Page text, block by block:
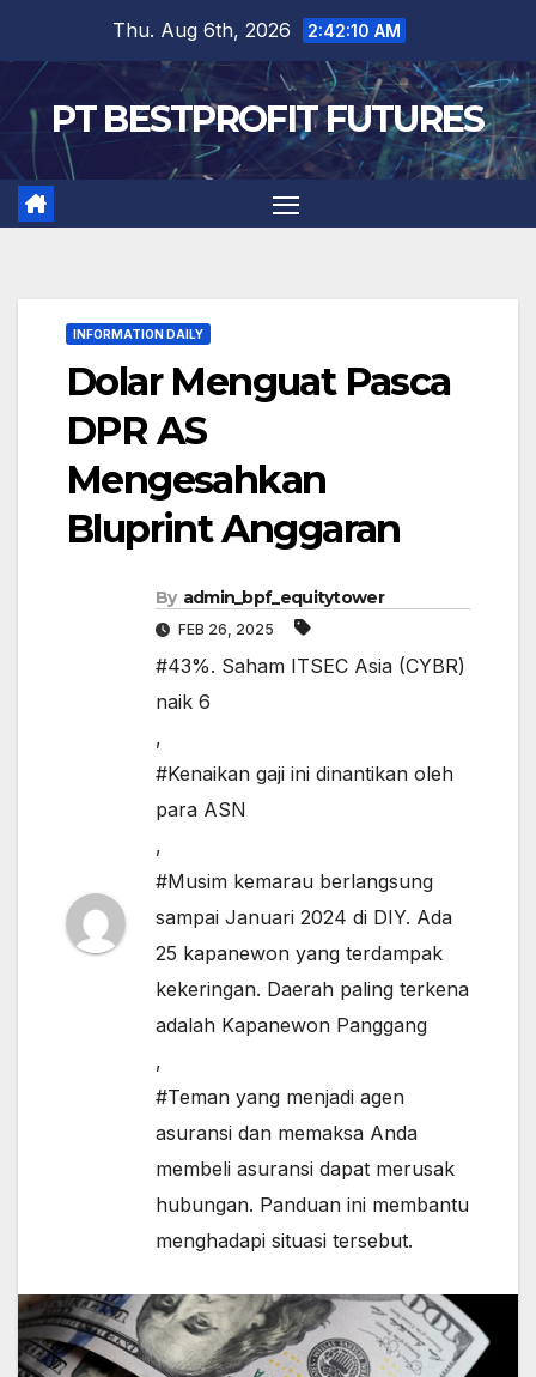
content
Thu. Aug 6th, 2026 2:42:11 AM
PT BESTPROFIT FUTURES
INFORMATION DAILY
Dolar Menguat Pasca
DPR AS
Mengesahkan
Bluprint Anggaran
By admin_bpf_equitytower
FEB 26, 2025
#43%. Saham ITSEC Asia (CYBR)
naik 6
,
#Kenaikan gaji ini dinantikan oleh
para ASN
,
#Musim kemarau berlangsung
sampai Januari 2024 di DIY. Ada
25 kapanewon yang terdampak
kekeringan. Daerah paling terkena
adalah Kapanewon Panggang
,
#Teman yang menjadi agen
asuransi dan memaksa Anda
membeli asuransi dapat merusak
hubungan. Panduan ini membantu
menghadapi situasi tersebut.